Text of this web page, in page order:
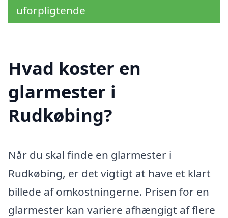
uforpligtende
Hvad koster en
glarmester i
Rudkøbing?
Når du skal finde en glarmester i
Rudkøbing, er det vigtigt at have et klart
billede af omkostningerne. Prisen for en
glarmester kan variere afhængigt af flere